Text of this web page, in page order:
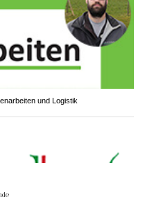
und Logistik